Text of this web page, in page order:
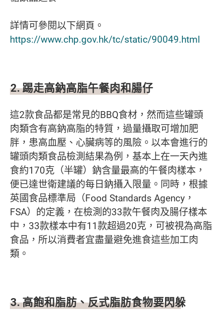
詳情可參閱以下網頁。
https://www.chp.gov.hk/tc/static/90049.html
2. 踢走高鈉高脂午餐肉和腸仔
這2款食品都是常見的BBQ食材，然而這些罐頭
肉類含有高鈉高脂的特質，過量攝取可增加肥
胖，患高血壓、心臟病等的風險。以本會進行的
罐頭肉類食品檢測結果為例，基本上在一天內進
食約170克（半罐）鈉含量最高的午餐肉樣本，
便已達世衛建議的每日鈉攝入限量。同時，根據
英國食品標準局（Food Standards Agency，
FSA）的定義，在檢測的33款午餐肉及腸仔樣本
中，33款樣本中有11款超過20克，可被視為高脂
食品，所以消費者宜盡量避免進食這些加工肉
類。
3. 高飽和脂肪、反式脂肪食物要閃躲